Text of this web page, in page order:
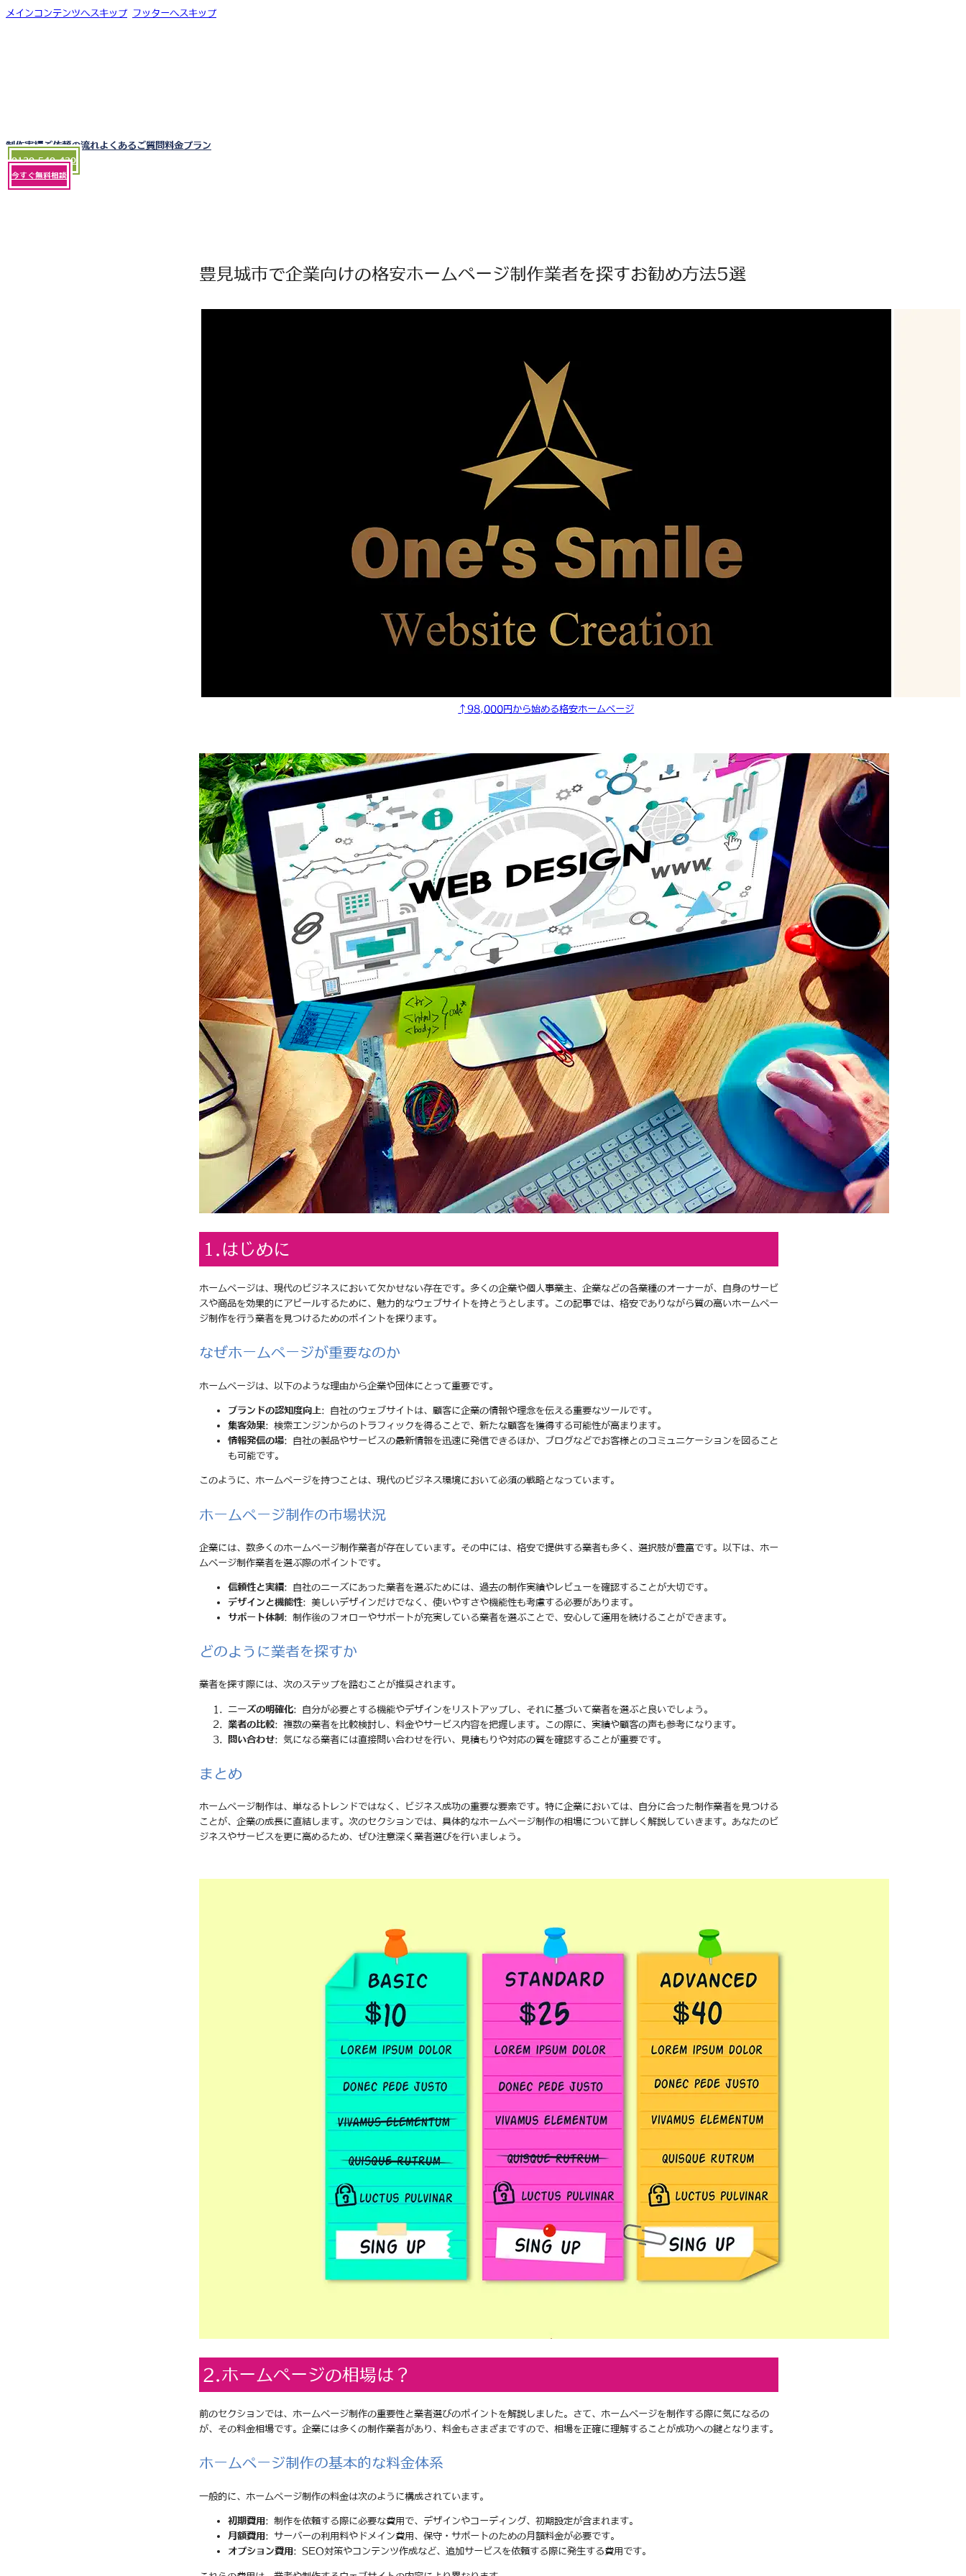
メインコンテンツへスキップ フッターへスキップ
制作実績ご依頼の流れ よくあるご質問料金プラン
0120-540-430
今すぐ無料相談
豊見城市で企業向けの格安ホームページ制作業者を探すお勧め方法5選
↑98,000円から始める格安ホームページ
1.はじめに
ホームページは、現代のビジネスにおいて欠かせない存在です。多くの企業や個人事業主、企業などの各業種のオーナーが、自身のサービ
スや商品を効果的にアピールするために、魅力的なウェブサイトを持とうとします。この記事では、格安でありながら質の高いホームペー
ジ制作を行う業者を見つけるためのポイントを探ります。
なぜホームページが重要なのか
ホームページは、以下のような理由から企業や団体にとって重要です。
ブランドの認知度向上: 自社のウェブサイトは、顧客に企業の情報や理念を伝える重要なツールです。
集客効果: 検索エンジンからのトラフィックを得ることで、新たな顧客を獲得する可能性が高まります。
情報発信の場: 自社の製品やサービスの最新情報を迅速に発信できるほか、ブログなどでお客様とのコミュニケーションを図ること
も可能です。
このように、ホームページを持つことは、現代のビジネス環境において必須の戦略となっています。
ホームページ制作の市場状況
企業には、数多くのホームページ制作業者が存在しています。その中には、格安で提供する業者も多く、選択肢が豊富です。以下は、ホー
ムページ制作業者を選ぶ際のポイントです。
信頼性と実績: 自社のニーズにあった業者を選ぶためには、過去の制作実績やレビューを確認することが大切です。
デザインと機能性: 美しいデザインだけでなく、使いやすさや機能性も考慮する必要があります。
サポート体制 : 制作後のフォローやサポートが充実している業者を選ぶことで、安心して運用を続けることができます。
どのように業者を探すか
業者を探す際には、次のステップを踏むことが推奨されます。
ニーズの明確化: 自分が必要とする機能やデザインをリストアップし、それに基づいて業者を選ぶと良いでしょう。
業者の比較: 複数の業者を比較検討し、料金やサービス内容を把握します。この際に、実績や顧客の声も参考になります。
問い合わせ: 気になる業者には直接問い合わせを行い、見積もりや対応の質を確認することが重要です。
まとめ
ホームページ制作は、単なるトレンドではなく、ビジネス成功の重要な要素です。特に企業においては、自分に合った制作業者を見つける
ことが、企業の成長に直結します。次のセクションでは、具体的なホームページ制作の相場について詳しく解説していきます。あなたのビ
ジネスやサービスを更に高めるため、ぜひ注意深く業者選びを行いましょう。
2.ホームページの相場は？
前のセクションでは、ホームページ制作の重要性と業者選びのポイントを解説しました。さて、ホームページを制作する際に気になるの
が、その料金相場です。企業には多くの制作業者があり、料金もさまざまですので、相場を正確に理解することが成功への鍵となります。
ホームページ制作の基本的な料金体系
一般的に、ホームページ制作の料金は次のように構成されています。
初期費用 : 制作を依頼する際に必要な費用で、デザインやコーディング、初期設定が含まれます。
月額費用 : サーバーの利用料やドメイン費用、保守・サポートのための月額料金が必要です。
オプション費用 : SEO対策やコンテンツ作成など、追加サービスを依頼する際に発生する費用です。